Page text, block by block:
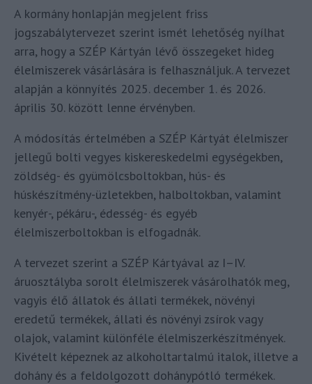
A kormány honlapján megjelent friss
jogszabálytervezet szerint ismét lehetőség nyílhat
arra, hogy a SZÉP Kártyán lévő összegeket hideg
élelmiszerek vásárlására is felhasználjuk. A tervezet
alapján a könnyítés 2025. december 1. és 2026.
április 30. között lenne érvényben.
A módosítás értelmében a SZÉP Kártyát élelmiszer
jellegű bolti vegyes kiskereskedelmi egységekben,
zöldség- és gyümölcsboltokban, hús- és
húskészítmény-üzletekben, halboltokban, valamint
kenyér-, pékáru-, édesség- és egyéb
élelmiszerboltokban is elfogadnák.
A tervezet szerint a SZÉP Kártyával az I–IV.
áruosztályba sorolt élelmiszerek vásárolhatók meg,
vagyis élő állatok és állati termékek, növényi
eredetű termékek, állati és növényi zsírok vagy
olajok, valamint különféle élelmiszerkészítmények.
Kivételt képeznek az alkoholtartalmú italok, illetve a
dohány és a feldolgozott dohánypótló termékek.